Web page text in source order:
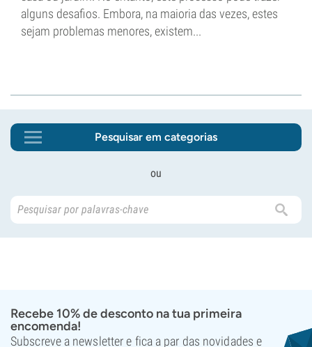
alguns desafios. Embora, na maioria das vezes, estes
sejam problemas menores, existem...
Pesquisar em categorias
ou
Recebe 10% de desconto na tua primeira
encomenda!
Subscreve a newsletter e fica a par das novidades e